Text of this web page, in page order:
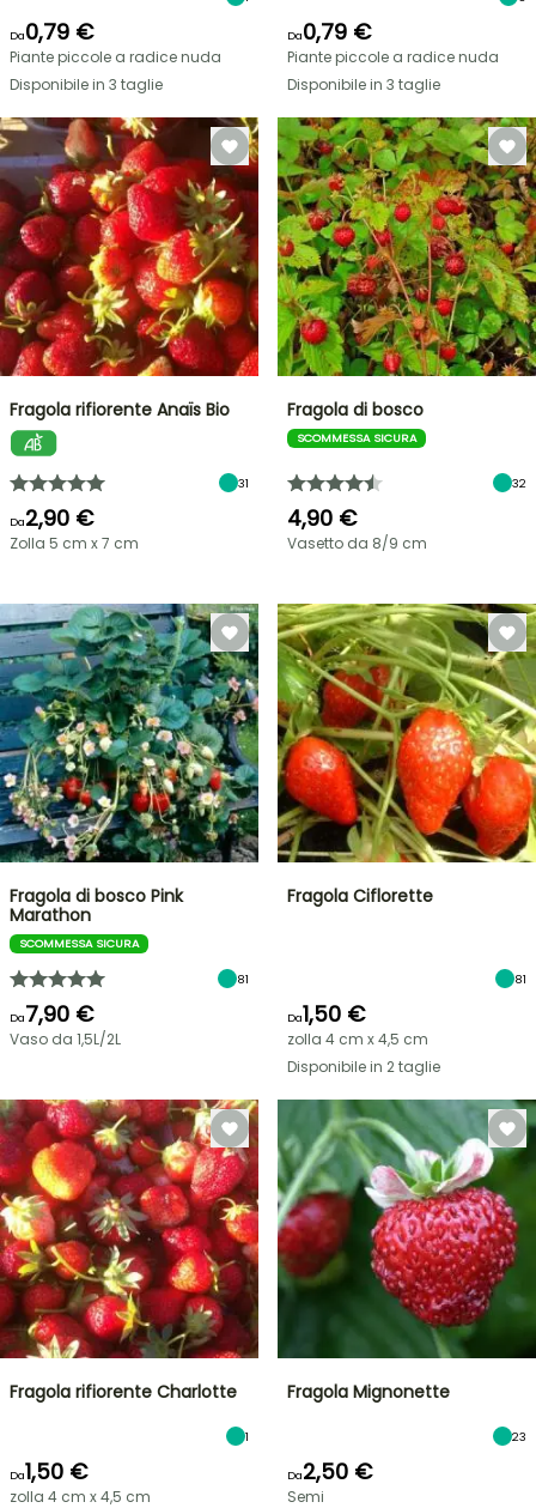
Da0,79 €
Piante piccole a radice nuda
Disponibile in 3 taglie
Da0,79 €
Piante piccole a radice nuda
Disponibile in 3 taglie
Fragola rifiorente Anaïs Bio
31
Da2,90 €
Zolla 5 cm x 7 cm
Fragola di bosco
SCOMMESSA SICURA
32
4,90 €
Vasetto da 8/9 cm
Fragola di bosco Pink
Marathon
SCOMMESSA SICURA
81
Da7,90 €
Vaso da 1,5L/2L
Fragola Ciflorette
81
Da1,50 €
zolla 4 cm x 4,5 cm
Disponibile in 2 taglie
Fragola rifiorente Charlotte
1
Da1,50 €
zolla 4 cm x 4,5 cm
Fragola Mignonette
23
Da2,50 €
Semi